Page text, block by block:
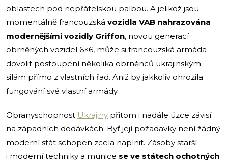
oblastech pod nepřátelskou palbou. A jelikož jsou
momentálně francouzská vozidla VAB nahrazována
modernějšími vozidly Griffon, novou generací
obrněných vozidel 6×6, může si francouzská armáda
dovolit postoupení několika obrněnců ukrajinským
silám přímo z vlastních řad. Aniž by jakkoliv ohrozila
fungování své vlastní armády.
Obranyschopnost Ukrajiny přitom i nadále úzce závisí
na západních dodávkách. Byť její požadavky není žádný
moderní stát schopen zcela naplnit. Zásoby starší
i moderní techniky a munice se ve státech ochotných